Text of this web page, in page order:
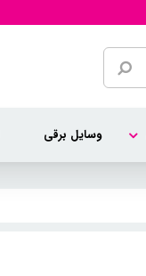
وسایل برقی